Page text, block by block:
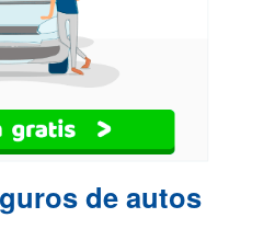
de autos